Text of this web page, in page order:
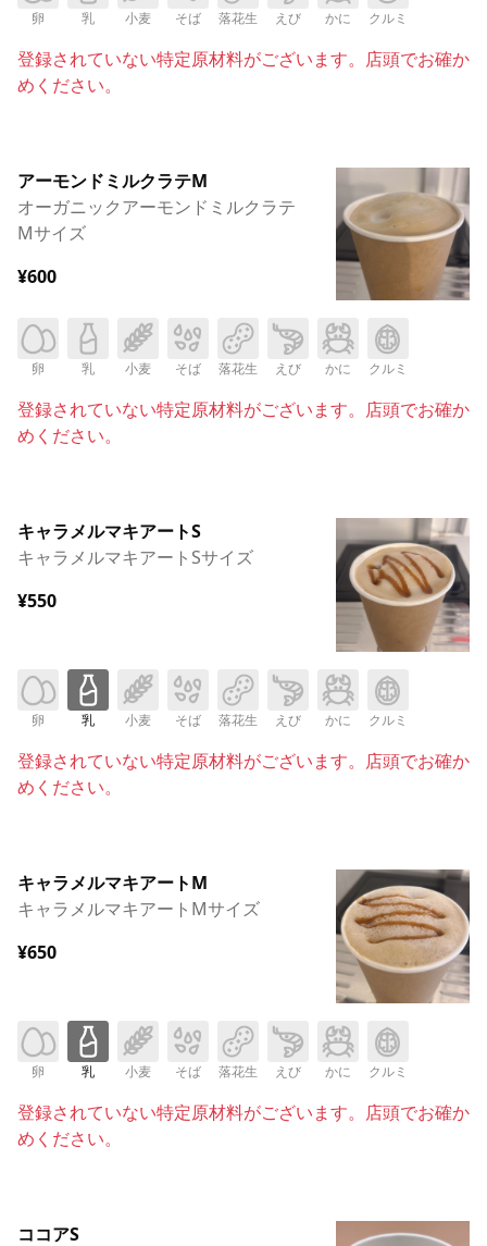
卵 乳 小麦 そば 落花生 えび かに クルミ
登録されていない特定原材料がございます。店頭でお確か
めください。
アーモンドミルクラテM
オーガニックアーモンドミルクラテ
Mサイズ
¥600
卵 乳 小麦 そば 落花生 えび かに クルミ
登録されていない特定原材料がございます。店頭でお確か
めください。
キャラメルマキアートS
キャラメルマキアートSサイズ
¥550
卵 乳 小麦 そば 落花生 えび かに クルミ
登録されていない特定原材料がございます。店頭でお確か
めください。
キャラメルマキアートM
キャラメルマキアートMサイズ
¥650
卵 乳 小麦 そば 落花生 えび かに クルミ
登録されていない特定原材料がございます。店頭でお確か
めください。
ココアS